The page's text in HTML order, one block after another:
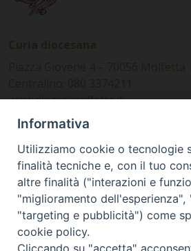
www.diocesimolfetta.it –
Ufficio Comunicazioni sociali
Piazza Giovene 4 – 70056 Molfetta
Informativa
Utilizziamo cookie o tecnologie
finalità tecniche e, con il tuo
altre finalità ("interazioni e
"miglioramento dell'esperienza",
"targeting e pubblicità") come
cookie policy.